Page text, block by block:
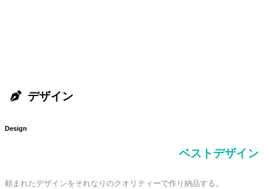
デザイン
Design
ベストデザイン
頼まれたデザインをそれなりのクオリティーで作り納品する。